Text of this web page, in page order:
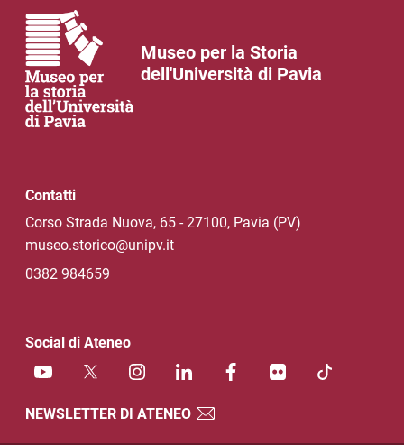
Museo per la Storia
dell'Università di Pavia
Contatti
Corso Strada Nuova, 65 - 27100, Pavia (PV)
museo.storico@unipv.it
0382 984659
Social di Ateneo
NEWSLETTER DI ATENEO